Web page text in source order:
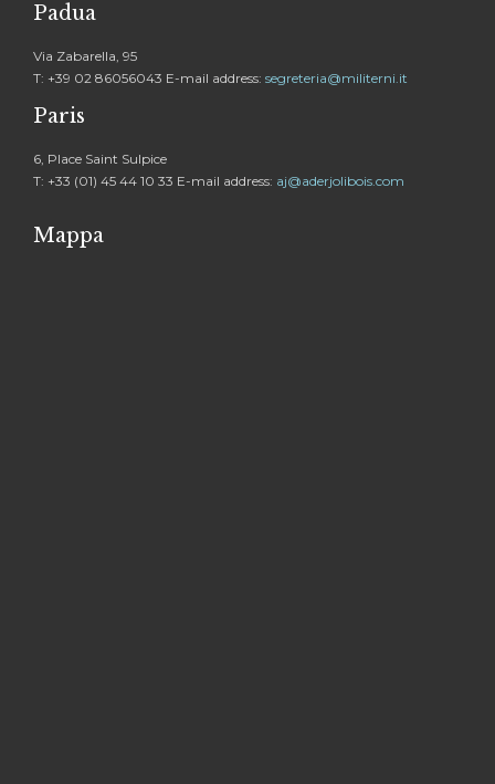
Padua
Via Zabarella, 95
T: +39 02 86056043 E-mail address: segreteria@militerni.it
Paris
6, Place Saint Sulpice
T: +33 (01) 45 44 10 33 E-mail address: aj@aderjolibois.com
Mappa